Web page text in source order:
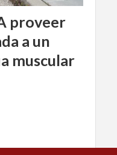
proveer
a un
muscular